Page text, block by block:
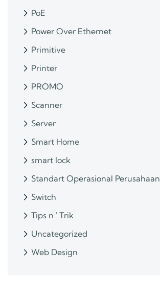
PoE
Power Over Ethernet
Primitive
Printer
PROMO
Scanner
Server
Smart Home
smart lock
Standart Operasional Perusahaan
Switch
Tips n ' Trik
Uncategorized
Web Design